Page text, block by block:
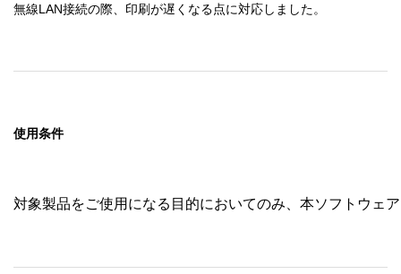
無線LAN接続の際、印刷が遅くなる点に対応しました。
使用条件
対象製品をご使用になる目的においてのみ、本ソフトウェ